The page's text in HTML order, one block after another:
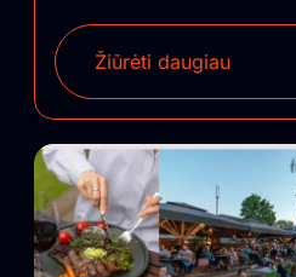
Žiūrėti daugiau